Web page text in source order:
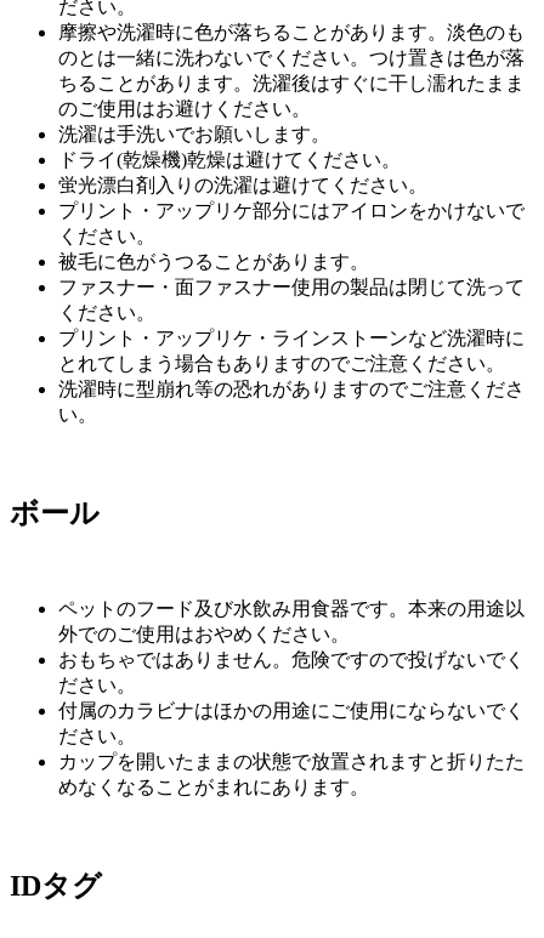
ださい。
摩擦や洗濯時に色が落ちることがあります。淡色のも
のとは一緒に洗わないでください。つけ置きは色が落
ちることがあります。洗濯後はすぐに干し濡れたまま
のご使用はお避けください。
洗濯は手洗いでお願いします。
ドライ(乾燥機)乾燥は避けてください。
蛍光漂白剤入りの洗濯は避けてください。
プリント・アップリケ部分にはアイロンをかけないで
ください。
被毛に色がうつることがあります。
ファスナー・面ファスナー使用の製品は閉じて洗って
ください。
プリント・アップリケ・ラインストーンなど洗濯時に
とれてしまう場合もありますのでご注意ください。
洗濯時に型崩れ等の恐れがありますのでご注意くださ
い。
ボール
ペットのフード及び水飲み用食器です。本来の用途以
外でのご使用はおやめください。
おもちゃではありません。危険ですので投げないでく
ださい。
付属のカラビナはほかの用途にご使用にならないでく
ださい。
カップを開いたままの状態で放置されますと折りたた
めなくなることがまれにあります。
IDタグ